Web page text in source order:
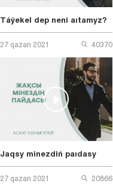
Táýekel dep neni aıtamyz?
27 qazan 2021 40370
Jaqsy minezdiń paıdasy
27 qazan 2021 20866